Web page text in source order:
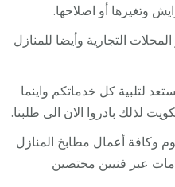
وتغيرها أو اصلاحها.
التجارية وأيضا للمنازل
لتلبية كل خدماتكم واينما
لذلك بادروا الان الى طلبنا.
وكافة أعمال مطابخ المنازل
عبر فنيين مختصين